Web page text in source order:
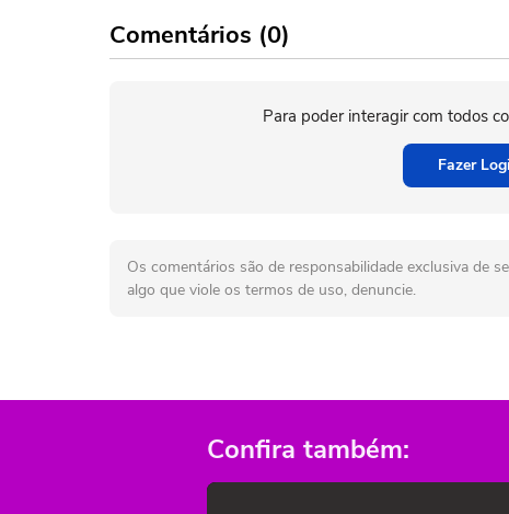
Comentários (0)
Para poder interagir com todos
Fazer
Os comentários são de responsabilidade exclusiva de
algo que viole os termos de uso, denuncie.
Confira também: